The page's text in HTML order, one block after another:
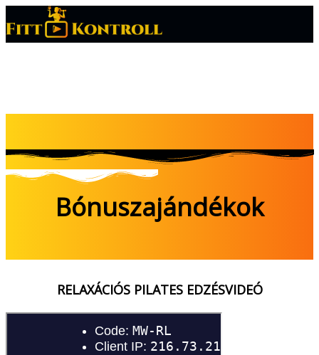
Bónuszajándékok
RELAXÁCIÓS PILATES EDZÉSVIDEÓ